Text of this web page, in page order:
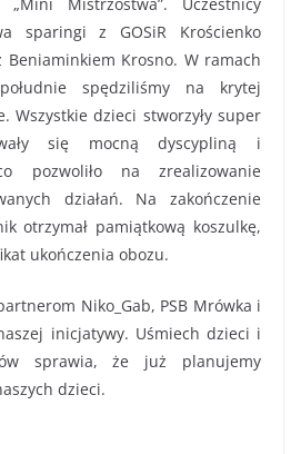
Mistrzostwa”. Uczestnicy
sparingi z GOSiR Krościenko
Beniaminkiem Krosno. W ramach
spędziliśmy na krytej
Wszystkie dzieci stworzyły super
się mocną dyscypliną i
pozwoliło na zrealizowanie
działań. Na zakończenie
otrzymał pamiątkową koszulkę,
ukończenia obozu.
Niko_Gab, PSB Mrówka i
inicjatywy. Uśmiech dzieci i
sprawia, że już planujemy
dzieci.